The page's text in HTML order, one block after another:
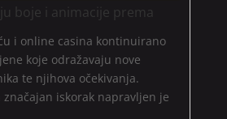
boje i animacije prema
i online casina kontinuirano
koje odražavaju nove
te njihova očekivanja.
iskorak napravljen je